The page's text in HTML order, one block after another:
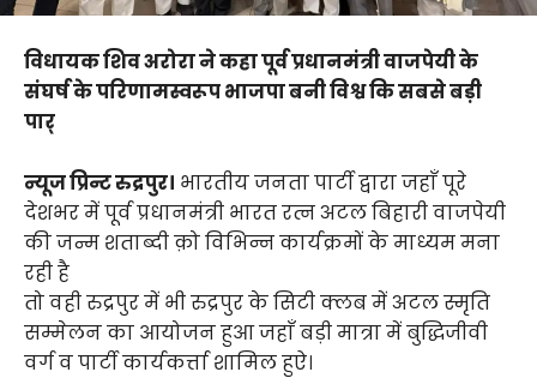
विधायक शिव अरोरा ने कहा पूर्व प्रधानमंत्री वाजपेयी के
संघर्ष के परिणामस्वरूप भाजपा बनी विश्व कि सबसे बड़ी
पार्
न्यूज प्रिन्ट रुद्रपुर। भारतीय जनता पार्टी द्वारा जहाँ पूरे
देशभर में पूर्व प्रधानमंत्री भारत रत्न अटल बिहारी वाजपेयी
की जन्म शताब्दी क़ो विभिन्न कार्यक्रमों के माध्यम मना
रही है
तो वही रुद्रपुर में भी रुद्रपुर के सिटी क्लब में अटल स्मृति
सम्मेलन का आयोजन हुआ जहाँ बड़ी मात्रा में बुद्धिजीवी
वर्ग व पार्टी कार्यकर्त्ता शामिल हुऐ।